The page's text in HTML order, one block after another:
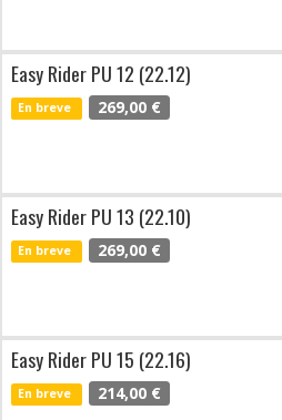
Easy Rider PU 12 (22.12)
En breve 269,00 €
Easy Rider PU 13 (22.10)
En breve 269,00 €
Easy Rider PU 15 (22.16)
En breve 214,00 €